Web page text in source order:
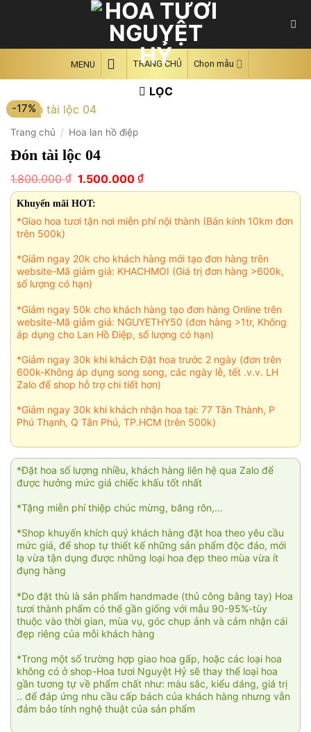
MENU TRANG CHỦ Chọn mẫu
LỌC
-17%
Trang chủ / Hoa lan hồ điệp
Đón tài lộc 04
1.800.000₫ Giá
gốc
là:
1.800.000 ₫.
1.500.000 ₫Giá
hiện
1.500.000 ₫.
Khuyến mãi HOT:
*Giao hoa tươi tận nơi miễn phí nội thành (Bán kính 10km đơn
trên 500k)
*Giảm ngay 20k cho khách hàng mới tạo đơn hàng trên
website-Mã giảm giá: KHACHMOI (Giá trị đơn hàng >600k,
số lượng có hạn)
*Giảm ngay 50k cho khách hàng tạo đơn hàng Online trên
website-Mã giảm giá: NGUYETHY50 (đơn hàng >1tr, Không
áp dụng cho Lan Hồ Điệp, số lượng có hạn)
*Giảm ngay 30k khi khách Đặt hoa trước 2 ngày (đơn trên
600k-Không áp dụng song song, các ngày lễ, tết .v.v. LH
Zalo để shop hỗ trợ chi tiết hơn)
*Giảm ngay 30k khi khách nhận hoa tại: 77 Tân Thành, P
Phú Thạnh, Q Tân Phú, TP.HCM (trên 500k)
*Đặt hoa số lượng nhiều, khách hàng liên hệ qua Zalo để
được hưởng mức giá chiếc khấu tốt nhất
*Tặng miễn phí thiệp chúc mừng, băng rôn,...
*Shop khuyến khích quý khách hàng đặt hoa theo yêu cầu
mức giá, để shop tự thiết kế những sản phẩm độc đáo, mới
lạ vừa tận dụng được những loại hoa đẹp theo mùa vừa ít
đụng hàng
*Do đặt thù là sản phẩm handmade (thủ công bằng tay) Hoa
tươi thành phẩm có thể gần giống với mẫu 90-95%-tùy
thuộc vào thời gian, mùa vụ, góc chụp ảnh và cảm nhận cái
đẹp riêng của mỗi khách hàng
*Trong một số trường hợp giao hoa gấp, hoặc các loại hoa
không có ở shop-Hoa tươi Nguyệt Hỷ sẽ thay thế loại hoa
gần tương tự về phẩm chất như: màu sắc, kiểu dáng, giá trị
.. để đáp ứng nhu cầu cấp bách của khách hàng nhưng vẫn
đảm bảo tính nghệ thuật của sản phẩm